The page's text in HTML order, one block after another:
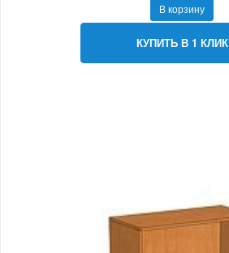
В корзину
КУПИТЬ В 1 КЛИК